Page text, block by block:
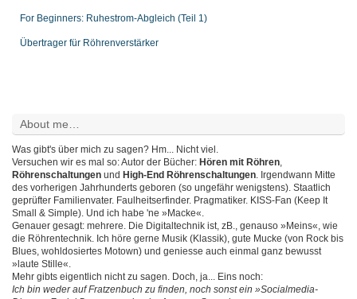
For Beginners: Ruhestrom-Abgleich (Teil 1)
Übertrager für Röhrenverstärker
About me…
Was gibt's über mich zu sagen? Hm... Nicht viel.
Versuchen wir es mal so: Autor der Bücher: Hören mit Röhren,
Röhrenschaltungen und High-End Röhrenschaltungen. Irgendwann Mitte
des vorherigen Jahrhunderts geboren (so ungefähr wenigstens). Staatlich
geprüfter Familienvater. Faulheitserfinder. Pragmatiker. KISS-Fan (Keep It
Small & Simple). Und ich habe 'ne »Macke«.
Genauer gesagt: mehrere. Die Digitaltechnik ist, zB., genauso »Meins«, wie
die Röhrentechnik. Ich höre gerne Musik (Klassik), gute Mucke (von Rock bis
Blues, wohldosiertes Motown) und geniesse auch einmal ganz bewusst
»laute Stille«.
Mehr gibts eigentlich nicht zu sagen. Doch, ja... Eins noch:
Ich bin weder auf Fratzenbuch zu finden, noch sonst ein »Socialmedia-